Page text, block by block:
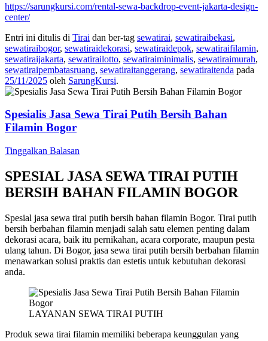
https://sarungkursi.com/rental-sewa-backdrop-event-jakarta-design-
center/
Entri ini ditulis di Tirai dan ber-tag sewatirai, sewatiraibekasi,
sewatiraibogor, sewatiraidekorasi, sewatiraidepok, sewatiraifilamin,
sewatiraijakarta, sewatirailotto, sewatiraiminimalis, sewatiraimurah,
sewatiraipembatasruang, sewatiraitanggerang, sewatiraitenda pada
25/11/2025 oleh SarungKursi.
Spesialis Jasa Sewa Tirai Putih Bersih Bahan
Filamin Bogor
Tinggalkan Balasan
SPESIAL JASA SEWA TIRAI PUTIH
BERSIH BAHAN FILAMIN BOGOR
Spesial jasa sewa tirai putih bersih bahan filamin Bogor. Tirai putih
bersih berbahan filamin menjadi salah satu elemen penting dalam
dekorasi acara, baik itu pernikahan, acara corporate, maupun pesta
ulang tahun. Di Bogor, jasa sewa tirai putih bersih berbahan filamin
menawarkan solusi praktis dan estetis untuk kebutuhan dekorasi
anda.
LAYANAN SEWA TIRAI PUTIH
Produk sewa tirai filamin memiliki beberapa keunggulan yang